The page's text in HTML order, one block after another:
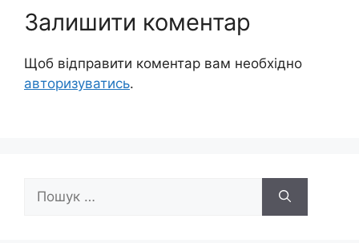
Залишити коментар
Щоб відправити коментар вам необхідно
авторизуватись.
Пошук: